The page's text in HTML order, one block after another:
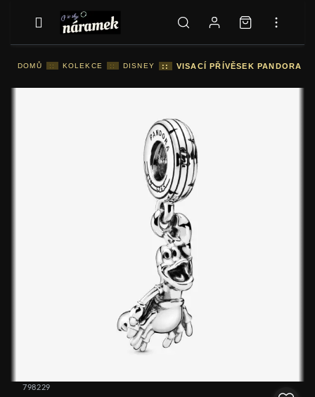
DOMŮ :: KOLEKCE :: DISNEY :: VISACÍ PŘÍVĚSEK PANDORA
798229